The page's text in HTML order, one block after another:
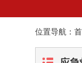
位置导航：